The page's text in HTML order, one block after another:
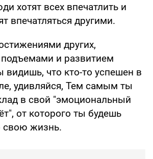
хотят всех впечатлить и
впечатляться другими.
других,
подъемами и развитием
видишь, что кто-то успешен в
удивляйся, Тем самым ты
в свой "эмоциональный
от которого ты будешь
свою жизнь.